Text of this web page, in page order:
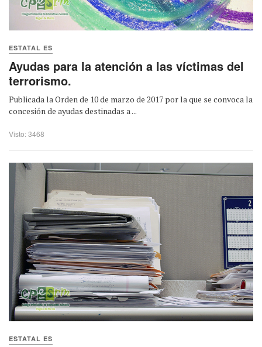
ESTATAL ES
Ayudas para la atención a las víctimas del
terrorismo.
Publicada la Orden de 10 de marzo de 2017 por la que se convoca la
concesión de ayudas destinadas a ...
Visto: 3468
ESTATAL ES